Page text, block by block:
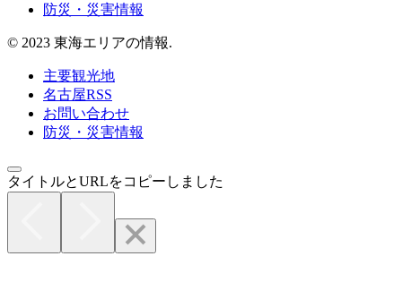
防災・災害情報
© 2023 東海エリアの情報.
主要観光地
名古屋RSS
お問い合わせ
防災・災害情報
タイトルとURLをコピーしました